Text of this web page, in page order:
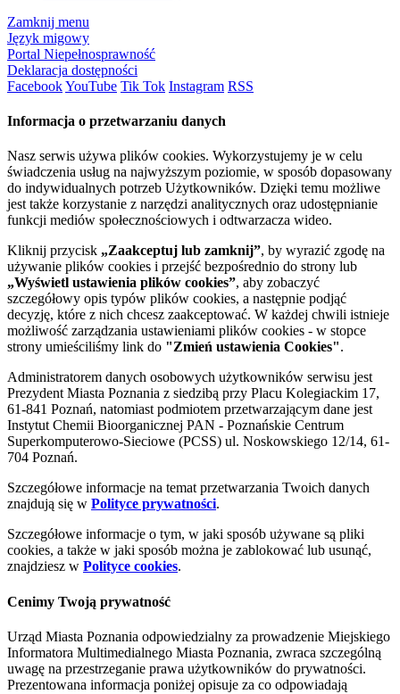
Zamknij menu
Język migowy
Portal Niepełnosprawność
Deklaracja dostępności
FacebookYouTube Tik Tok Instagram RSS
Informacja o przetwarzaniu danych
Nasz serwis używa plików cookies. Wykorzystujemy je w celu
świadczenia usług na najwyższym poziomie, w sposób dopasowany
do indywidualnych potrzeb Użytkowników. Dzięki temu możliwe
jest także korzystanie z narzędzi analitycznych oraz udostępnianie
funkcji mediów społecznościowych i odtwarzacza wideo.
Kliknij przycisk „Zaakceptuj lub zamknij”, by wyrazić zgodę na
używanie plików cookies i przejść bezpośrednio do strony lub
„Wyświetl ustawienia plików cookies”, aby zobaczyć
szczegółowy opis typów plików cookies, a następnie podjąć
decyzję, które z nich chcesz zaakceptować. W każdej chwili istnieje
możliwość zarządzania ustawieniami plików cookies - w stopce
strony umieściliśmy link do "Zmień ustawienia Cookies".
Administratorem danych osobowych użytkowników serwisu jest
Prezydent Miasta Poznania z siedzibą przy Placu Kolegiackim 17,
61-841 Poznań, natomiast podmiotem przetwarzającym dane jest
Instytut Chemii Bioorganicznej PAN - Poznańskie Centrum
Superkomputerowo-Sieciowe (PCSS) ul. Noskowskiego 12/14, 61-
704 Poznań.
Szczegółowe informacje na temat przetwarzania Twoich danych
znajdują się w Polityce prywatności.
Szczegółowe informacje o tym, w jaki sposób używane są pliki
cookies, a także w jaki sposób można je zablokować lub usunąć,
znajdziesz w Polityce cookies.
Cenimy Twoją prywatność
Urząd Miasta Poznania odpowiedzialny za prowadzenie Miejskiego
Informatora Multimedialnego Miasta Poznania, zwraca szczególną
uwagę na przestrzeganie prawa użytkowników do prywatności.
Prezentowana informacja poniżej opisuje za co odpowiadają